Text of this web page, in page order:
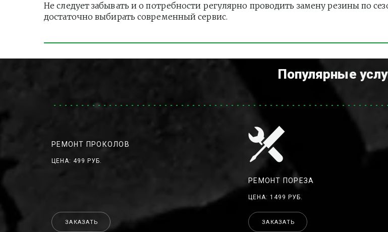
Не следует забывать и о потребности регулярно проводить замену резины по
достаточно выбирать современный сервис.
Популярные
РЕМОНТ ПРОКОЛОВ
ЦЕНА: 499 РУБ.
ЗАКАЗАТЬ
РЕМОНТ ПОРЕЗА
ЦЕНА: 1499 РУБ.
ЗАКАЗАТЬ